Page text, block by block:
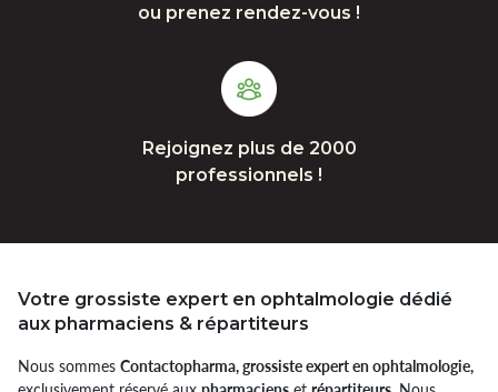
ou prenez rendez-vous !
Rejoignez plus de 2000
professionnels !
Votre grossiste expert en ophtalmologie dédié
aux pharmaciens & répartiteurs
Nous sommes Contactopharma, grossiste expert en ophtalmologie,